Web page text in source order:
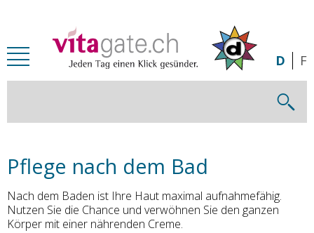
D F
Pflege nach dem Bad
Nach dem Baden ist Ihre Haut maximal aufnahmefähig.
Nutzen Sie die Chance und verwöhnen Sie den ganzen
Körper mit einer nährenden Creme.